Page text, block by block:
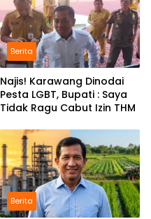
Berita
Najis! Karawang Dinodai
Pesta LGBT, Bupati : Saya
Tidak Ragu Cabut Izin THM
Berita